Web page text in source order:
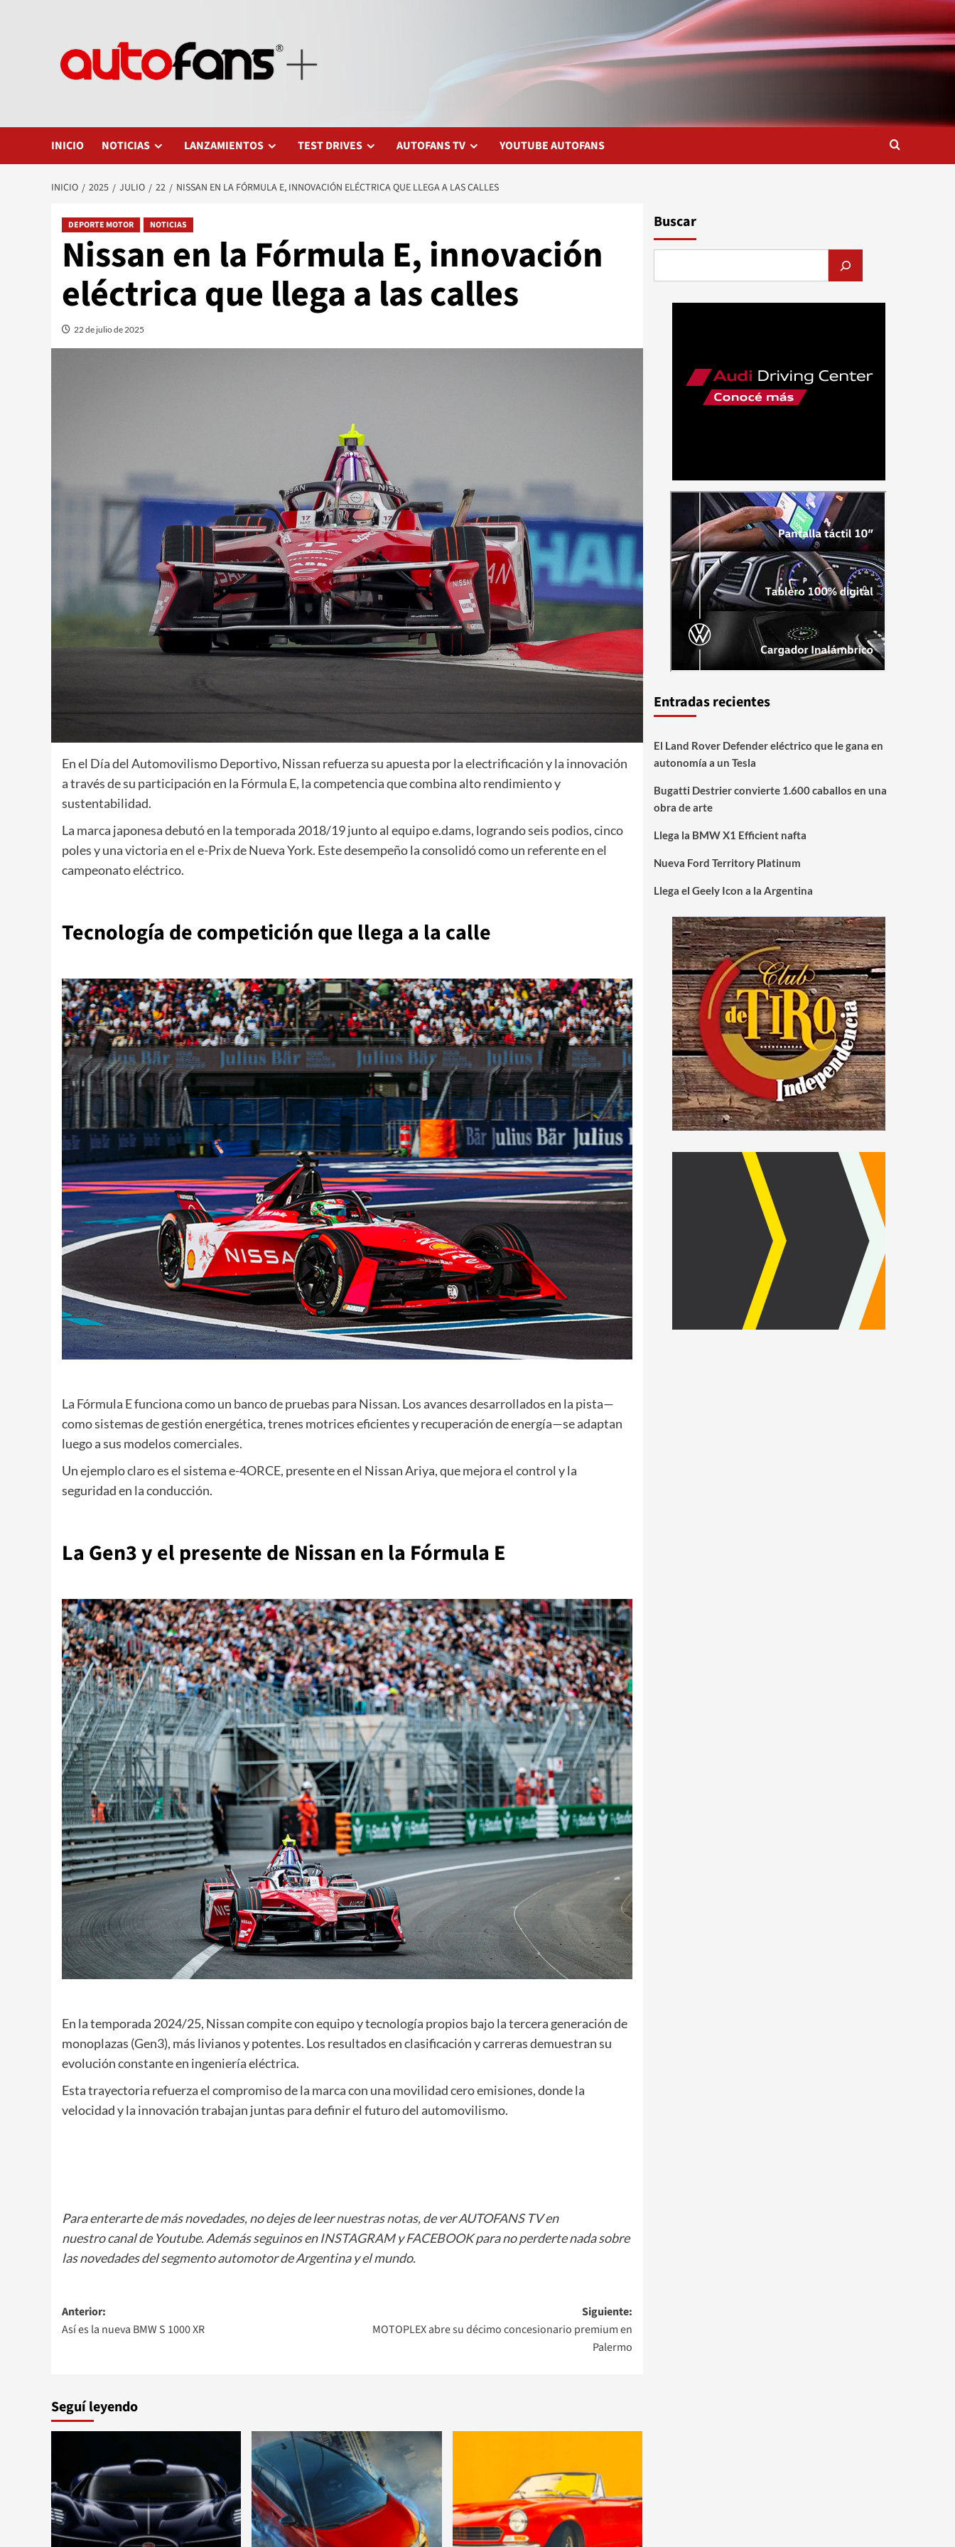
INICIO NOTICIAS LANZAMIENTOS TEST DRIVES AUTOFANS TV YOUTUBE AUTOFANS
INICIO 2025 JULIO 22 NISSAN EN LA FÓRMULA E, INNOVACIÓN ELÉCTRICA QUE LLEGA A LAS CALLES
DEPORTE MOTOR NOTICIAS
Nissan en la Fórmula E, innovación
eléctrica que llega a las calles
22 de julio de 2025
En el Día del Automovilismo Deportivo, Nissan refuerza su apuesta por la electrificación y la innovación
a través de su participación en la Fórmula E, la competencia que combina alto rendimiento y
sustentabilidad.
La marca japonesa debutó en la temporada 2018/19 junto al equipo e.dams, logrando seis podios, cinco
poles y una victoria en el e-Prix de Nueva York. Este desempeño la consolidó como un referente en el
campeonato eléctrico.
Tecnología de competición que llega a la calle
La Fórmula E funciona como un banco de pruebas para Nissan. Los avances desarrollados en la pista—
como sistemas de gestión energética, trenes motrices eficientes y recuperación de energía—se adaptan
luego a sus modelos comerciales.
Un ejemplo claro es el sistema e-4ORCE, presente en el Nissan Ariya, que mejora el control y la
seguridad en la conducción.
La Gen3 y el presente de Nissan en la Fórmula E
En la temporada 2024/25, Nissan compite con equipo y tecnología propios bajo la tercera generación de
monoplazas (Gen3), más livianos y potentes. Los resultados en clasificación y carreras demuestran su
evolución constante en ingeniería eléctrica.
Esta trayectoria refuerza el compromiso de la marca con una movilidad cero emisiones, donde la
velocidad y la innovación trabajan juntas para definir el futuro del automovilismo.
Para enterarte de más novedades, no dejes de leernuestras notas, de verAUTOFANS TVen
nuestro canal de Youtube. Además seguinos enINSTAGRAMyFACEBOOKpara no perderte nada sobre
las novedades del segmento automotor de Argentina y el mundo.
Navegación
de
Anterior:
Así es la nueva BMW S 1000 XR
Siguiente:
MOTOPLEX abre su décimo concesionario premium en
Palermo
Seguí leyendo
Buscar
Entradas recientes
El Land Rover Defender eléctrico que le gana en
autonomía a un Tesla
Bugatti Destrier convierte 1.600 caballos en una
obra de arte
Llega la BMW X1 Efficient nafta
Nueva Ford Territory Platinum
Llega el Geely Icon a la Argentina